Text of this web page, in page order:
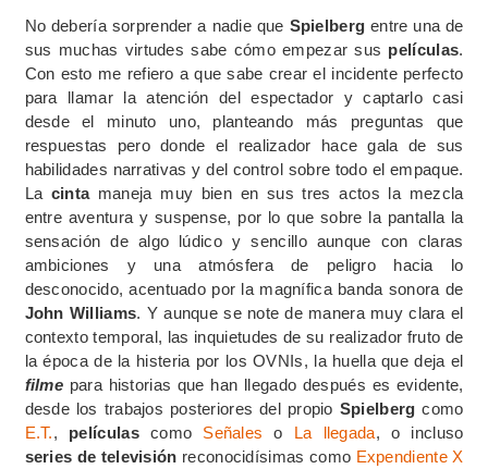
No debería sorprender a nadie que Spielberg entre una de
sus muchas virtudes sabe cómo empezar sus películas.
Con esto me refiero a que sabe crear el incidente perfecto
para llamar la atención del espectador y captarlo casi
desde el minuto uno, planteando más preguntas que
respuestas pero donde el realizador hace gala de sus
habilidades narrativas y del control sobre todo el empaque.
La cintamaneja muy bien en sus tres actos la mezcla
entre aventura y suspense, por lo que sobre la pantalla la
sensación de algo lúdico y sencillo aunque con claras
ambiciones y una atmósfera de peligro hacia lo
desconocido, acentuado por la magnífica banda sonora de
John Williams. Y aunque se note de manera muy clara el
contexto temporal, las inquietudes de su realizador fruto de
la época de la histeria por los OVNIs, la huella que deja el
filme para historias que han llegado después es evidente,
desde los trabajos posteriores del propio Spielberg como
E.T., películascomo Señales o La llegada, o incluso
series de televisión reconocidísimas como Expendiente X